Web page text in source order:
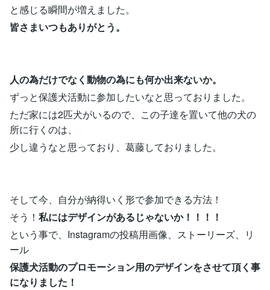
と感じる瞬間が増えました。
皆さまいつもありがとう。
人の為だけでなく動物の為にも何か出来ないか。
ずっと保護犬活動に参加したいなと思っておりました。
ただ家には2匹犬がいるので、この子達を置いて他の犬の
所に行くのは、
少し違うなと思っており、葛藤しておりました。
そして今、自分が納得いく形で参加できる方法！
そう！ 私にはデザインがあるじゃないか！！！！
という事で、Instagramの投稿用画像、ストーリーズ、リ
ール
保護犬活動のプロモーション用のデザインをさせて頂く事
になりました！